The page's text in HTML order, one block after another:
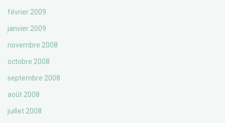
février 2009
janvier 2009
novembre 2008
octobre 2008
septembre 2008
août 2008
juillet 2008